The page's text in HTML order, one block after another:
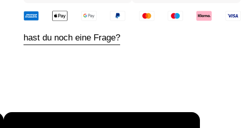
hast du noch eine Frage?